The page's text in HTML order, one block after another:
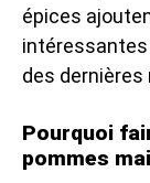
épices
des
Pourquoi
pommes